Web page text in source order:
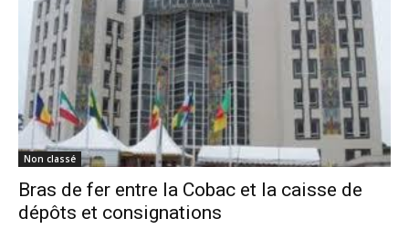
Non classé
Bras de fer entre la Cobac et la caisse de
dépôts et consignations